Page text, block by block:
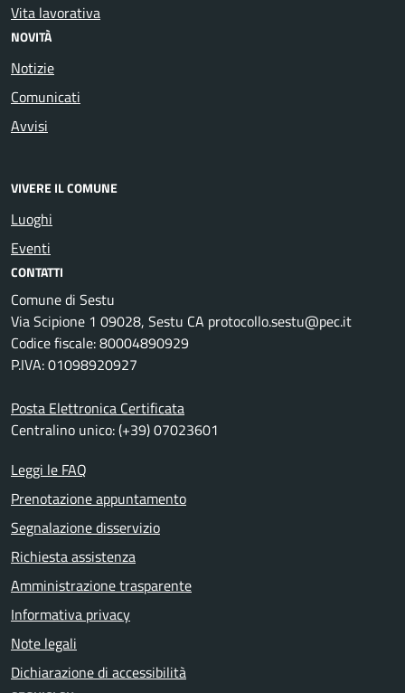
Vita lavorativa
NOVITÀ
Notizie
Comunicati
Avvisi
VIVERE IL COMUNE
Luoghi
Eventi
CONTATTI
Comune di Sestu
Via Scipione 1 09028, Sestu CA protocollo.sestu@pec.it
Codice fiscale: 80004890929
P.IVA: 01098920927
Posta Elettronica Certificata
Centralino unico: (+39) 07023601
Leggi le FAQ
Prenotazione appuntamento
Segnalazione disservizio
Richiesta assistenza
Amministrazione trasparente
Informativa privacy
Note legali
Dichiarazione di accessibilità